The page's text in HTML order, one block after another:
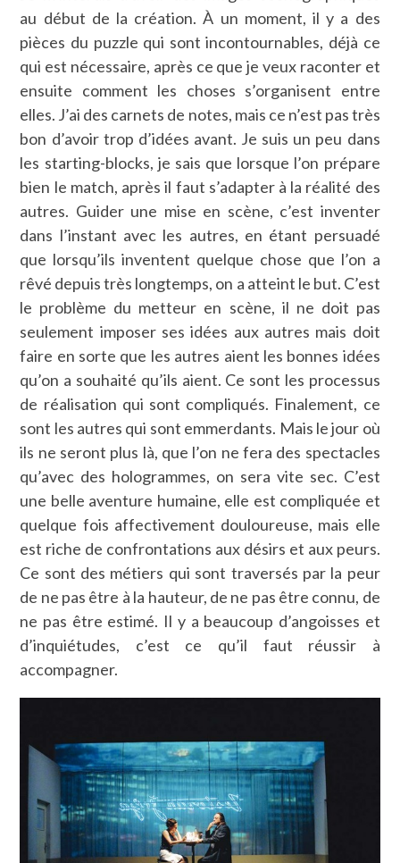
au début de la création. À un moment, il y a des
pièces du puzzle qui sont incontournables, déjà ce
qui est nécessaire, après ce que je veux raconter et
ensuite comment les choses s’organisent entre
elles. J’ai des carnets de notes, mais ce n’est pas très
bon d’avoir trop d’idées avant. Je suis un peu dans
les starting-blocks, je sais que lorsque l’on prépare
bien le match, après il faut s’adapter à la réalité des
autres. Guider une mise en scène, c’est inventer
dans l’instant avec les autres, en étant persuadé
que lorsqu’ils inventent quelque chose que l’on a
rêvé depuis très longtemps, on a atteint le but. C’est
le problème du metteur en scène, il ne doit pas
seulement imposer ses idées aux autres mais doit
faire en sorte que les autres aient les bonnes idées
qu’on a souhaité qu’ils aient. Ce sont les processus
de réalisation qui sont compliqués. Finalement, ce
sont les autres qui sont emmerdants. Mais le jour où
ils ne seront plus là, que l’on ne fera des spectacles
qu’avec des hologrammes, on sera vite sec. C’est
une belle aventure humaine, elle est compliquée et
quelque fois affectivement douloureuse, mais elle
est riche de confrontations aux désirs et aux peurs.
Ce sont des métiers qui sont traversés par la peur
de ne pas être à la hauteur, de ne pas être connu, de
ne pas être estimé. Il y a beaucoup d’angoisses et
d’inquiétudes, c’est ce qu’il faut réussir à
accompagner.